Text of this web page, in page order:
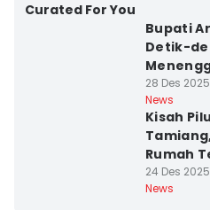
Curated For You
Bupati
Detik-
Tamiang
28 Des
News
Kisah
Rumah
24 Des
News